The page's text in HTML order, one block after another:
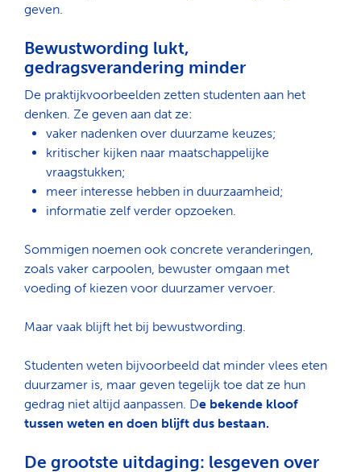
geven.
Bewustwording lukt,
gedragsverandering minder
De praktijkvoorbeelden zetten studenten aan het
denken. Ze geven aan dat ze:
vaker nadenken over duurzame keuzes;
kritischer kijken naar maatschappelijke
vraagstukken;
meer interesse hebben in duurzaamheid;
informatie zelf verder opzoeken.
Sommigen noemen ook concrete veranderingen,
zoals vaker carpoolen, bewuster omgaan met
voeding of kiezen voor duurzamer vervoer.
Maar vaak blijft het bij bewustwording.
Studenten weten bijvoorbeeld dat minder vlees eten
duurzamer is, maar geven tegelijk toe dat ze hun
gedrag niet altijd aanpassen. De bekende kloof
tussen weten en doen blijft dus bestaan.
De grootste uitdaging: lesgeven over